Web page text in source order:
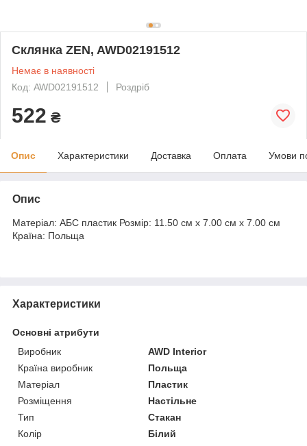
Склянка ZEN, AWD02191512
Немає в наявності
Код: AWD02191512
Роздріб
522 ₴
Опис Характеристики Доставка Оплата Умови
Опис
Матеріал: АБС пластик Розмір: 11.50 cм x 7.00 cм x 7.00 cм
Країна: Польща
Характеристики
Основні атрибути
Виробник
AWD Interior
Країна виробник
Польща
Матеріал
Пластик
Розміщення
Настільне
Тип
Стакан
Колір
Білий